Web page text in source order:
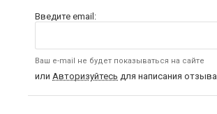
Введите email:
Ваш e-mail не будет показываться на сайте
или Авторизуйтесь для написания отзыва